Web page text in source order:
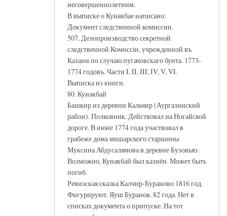
несовершеннолетним.
В выписке о Кунакбае написано:
Документ следственной комиссии.
507. Делопроизводство секретной
следственной Комиссiи, учрежденной въ
Казани по случаю пугачовскаго бунта. 1773-
1774 годовъ. Части I, II, III, IV, V, VI.
Выписка из книги.
80. Кунакбай
Башкир из деревни Кальчир (Аургазинский
район). Полковник. Действовал на Ногайской
дороге. В июне 1774 года участвовал в
грабеже дома мишарского старшины
Муксина Абдусалямова в деревне Бузовьяз.
Возможно, Кунакбай был казнён. Может быть
погиб.
Ревизская сказка Калчир-Бураново 1816 год.
Фигурируют. Яуш Буранов. 82 года. Нет в
списках документа о припуске. На тот